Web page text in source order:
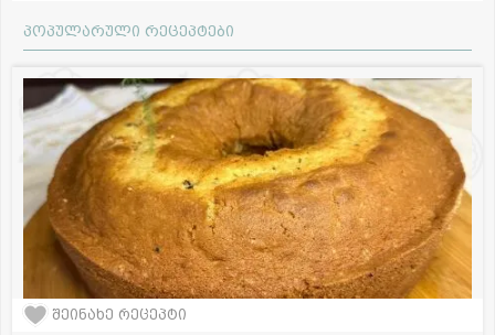
პოპულარული რეცეპტები
შეინახე რეცეპტი